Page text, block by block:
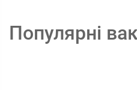
Популярні